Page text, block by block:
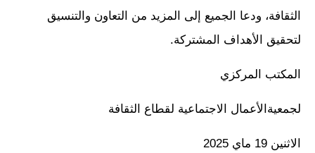
الثقافة، ودعا الجميع إلى المزيد من التعاون والتنسيق
لتحقيق الأهداف المشتركة.
المكتب المركزي
لجمعيةالأعمال الاجتماعية لقطاع الثقافة
الاثنين 19 ماي 2025